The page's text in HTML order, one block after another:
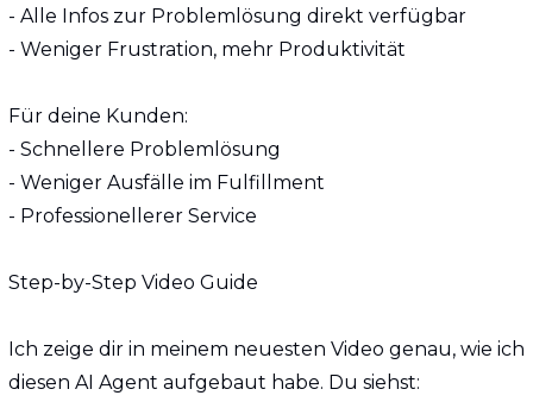
- Alle Infos zur Problemlösung direkt verfügbar
- Weniger Frustration, mehr Produktivität
Für deine Kunden:
- Schnellere Problemlösung
- Weniger Ausfälle im Fulfillment
- Professionellerer Service
Step-by-Step Video Guide
Ich zeige dir in meinem neuesten Video genau, wie ich
diesen AI Agent aufgebaut habe. Du siehst: